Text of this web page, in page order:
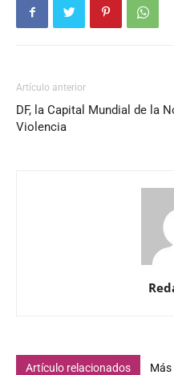
Artículo anterior
DF, la Capital Mundial de la
Violencia
Artículo relacionados